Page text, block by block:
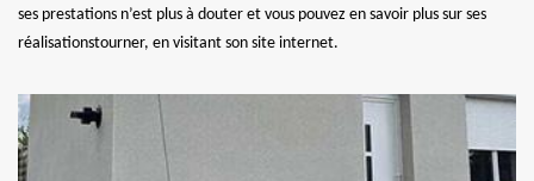
ses prestations n’est plus à douter et vous pouvez en savoir plus sur ses
réalisationstourner, en visitant son site internet.